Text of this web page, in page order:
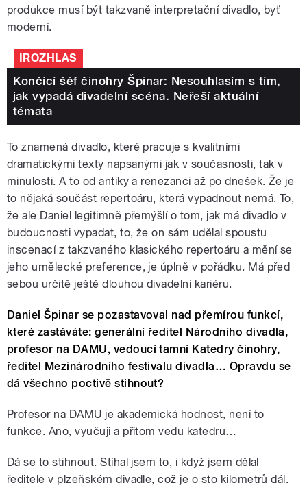
produkce musí být takzvaně interpretační divadlo, byť
moderní.
IROZHLAS
Končící šéf činohry Špinar: Nesouhlasím s tím,
jak vypadá divadelní scéna. Neřeší aktuální
témata
To znamená divadlo, které pracuje s kvalitními
dramatickými texty napsanými jak v současnosti, tak v
minulosti. A to od antiky a renezanci až po dnešek. Že je
to nějaká součást repertoáru, která vypadnout nemá. To,
že ale Daniel legitimně přemýšlí o tom, jak má divadlo v
budoucnosti vypadat, to, že on sám udělal spoustu
inscenací z takzvaného klasického repertoáru a mění se
jeho umělecké preference, je úplně v pořádku. Má před
sebou určitě ještě dlouhou divadelní kariéru.
Daniel Špinar se pozastavoval nad přemírou funkcí,
které zastáváte: generální ředitel Národního divadla,
profesor na DAMU, vedoucí tamní Katedry činohry,
ředitel Mezinárodního festivalu divadla… Opravdu se
dá všechno poctivě stihnout?
Profesor na DAMU je akademická hodnost, není to
funkce. Ano, vyučuji a přitom vedu katedru…
Dá se to stihnout. Stíhal jsem to, i když jsem dělal
ředitele v plzeňském divadle, což je o sto kilometrů dál.